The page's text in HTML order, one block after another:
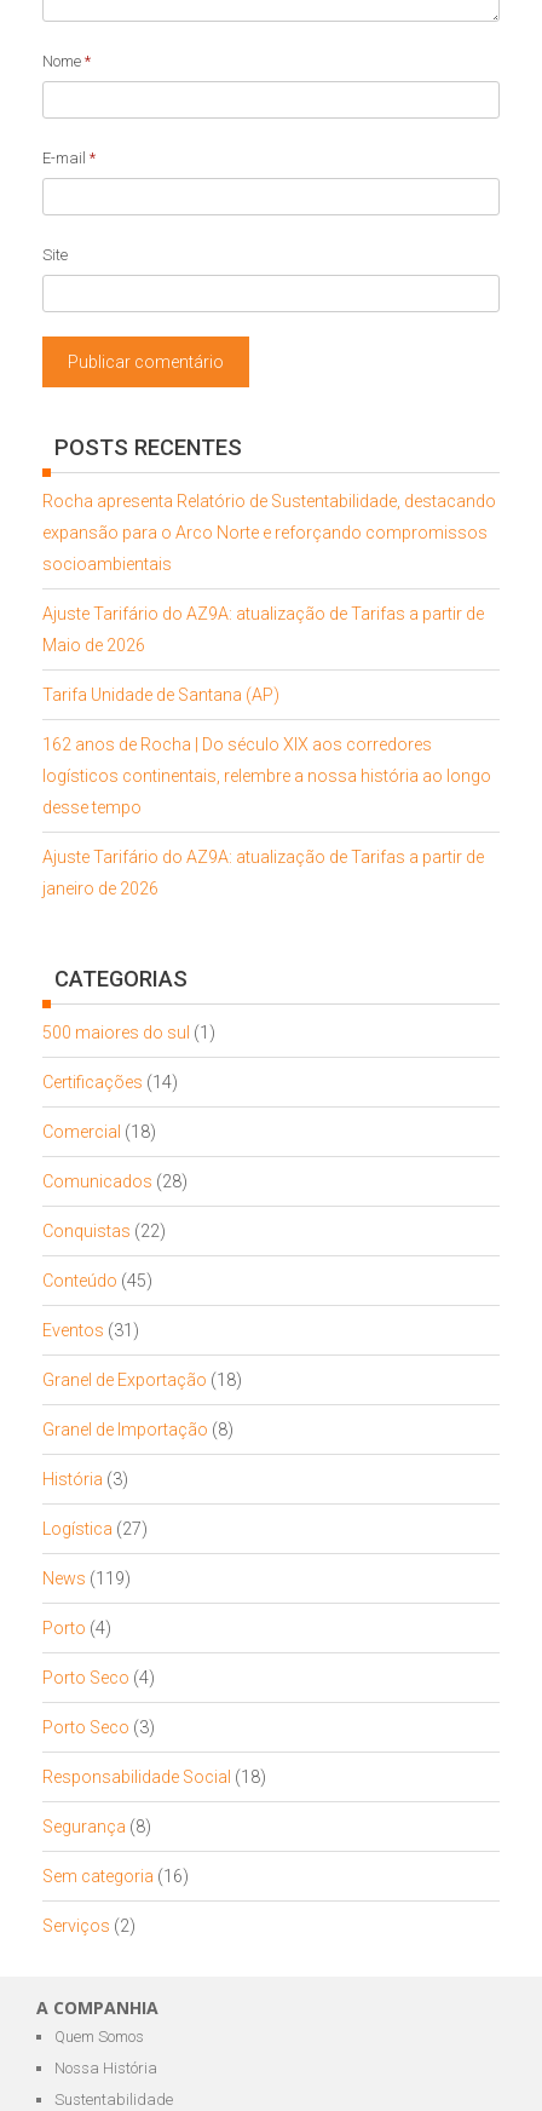
Nome *
E-mail *
Site
POSTS RECENTES
Rocha apresenta Relatório de Sustentabilidade, destacando
expansão para o Arco Norte e reforçando compromissos
socioambientais
Ajuste Tarifário do AZ9A: atualização de Tarifas a partir de
Maio de 2026
Tarifa Unidade de Santana (AP)
162 anos de Rocha | Do século XIX aos corredores
logísticos continentais, relembre a nossa história ao longo
desse tempo
Ajuste Tarifário do AZ9A: atualização de Tarifas a partir de
janeiro de 2026
CATEGORIAS
500 maiores do sul (1)
Certificações (14)
Comercial (18)
Comunicados (28)
Conquistas (22)
Conteúdo (45)
Eventos (31)
Granel de Exportação (18)
Granel de Importação (8)
História (3)
Logística (27)
News (119)
Porto (4)
Porto Seco (4)
Porto Seco (3)
Responsabilidade Social (18)
Segurança (8)
Sem categoria (16)
Serviços (2)
A COMPANHIA
Quem Somos
Nossa História
Sustentabilidade